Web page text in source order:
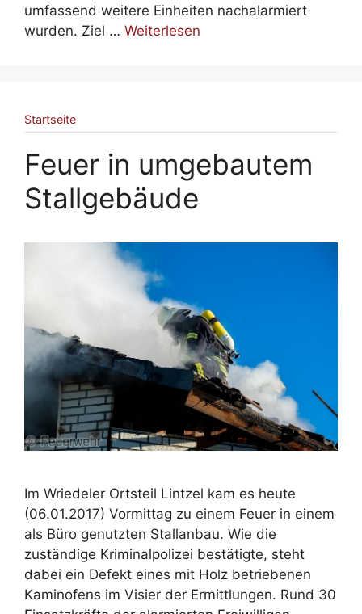
umfassend weitere Einheiten nachalarmiert
wurden. Ziel … Weiterlesen
Startseite
Feuer in umgebautem
Stallgebäude
Im Wriedeler Ortsteil Lintzel kam es heute
(06.01.2017) Vormittag zu einem Feuer in einem
als Büro genutzten Stallanbau. Wie die
zuständige Kriminalpolizei bestätigte, steht
dabei ein Defekt eines mit Holz betriebenen
Kaminofens im Visier der Ermittlungen. Rund 30